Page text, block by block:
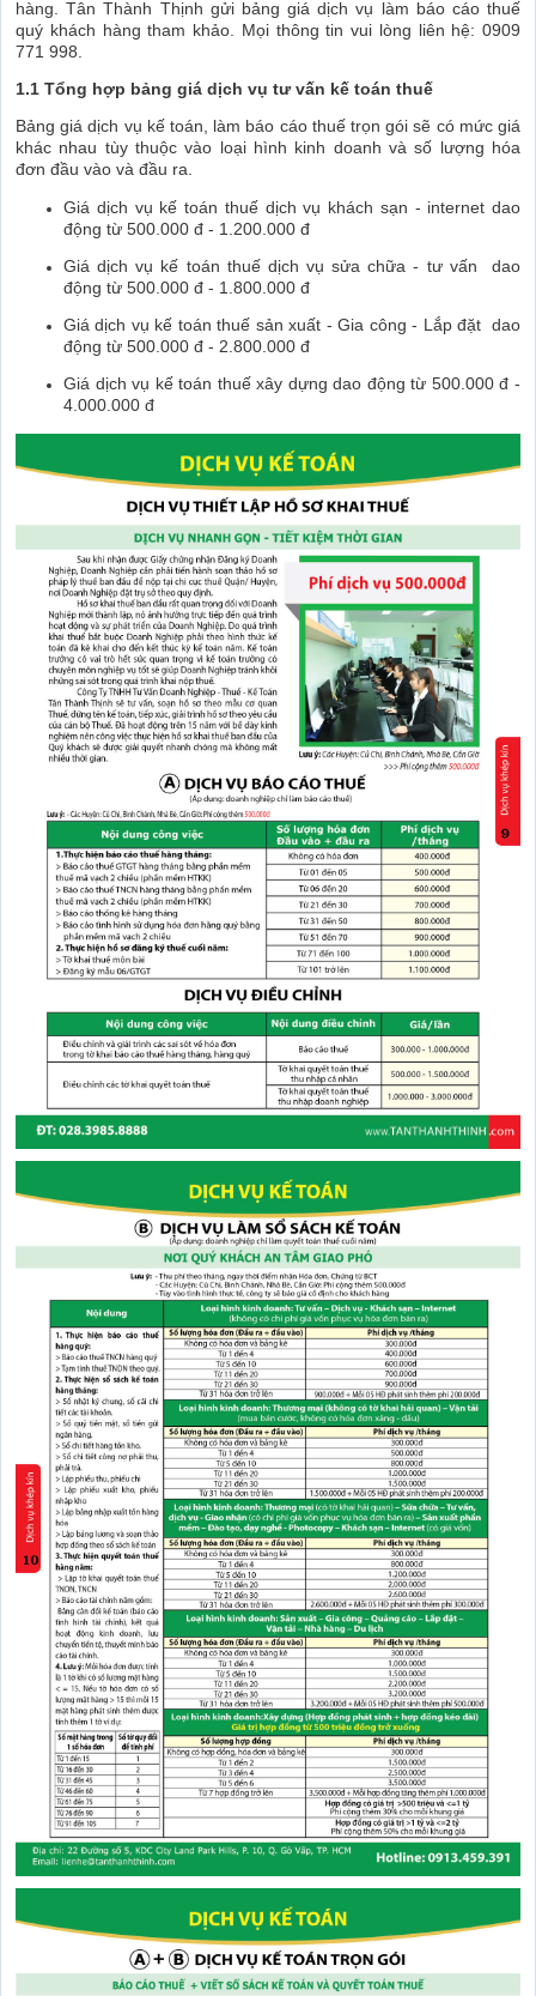
hàng. Tân Thành Thịnh gửi bảng giá dịch vụ làm báo cáo thuế
quý khách hàng tham khảo. Mọi thông tin vui lòng liên hệ: 0909
771 998.
1.1 Tổng hợp bảng giá dịch vụ tư vấn kế toán thuế
Bảng giá dịch vụ kế toán, làm báo cáo thuế trọn gói sẽ có mức giá
khác nhau tùy thuộc vào loại hình kinh doanh và số lượng hóa
đơn đầu vào và đầu ra.
Giá dịch vụ kế toán thuế dịch vụ khách sạn - internet dao
động từ 500.000 đ - 1.200.000 đ
Giá dịch vụ kế toán thuế dịch vụ sửa chữa - tư vấn dao
động từ 500.000 đ - 1.800.000 đ
Giá dịch vụ kế toán thuế sản xuất - Gia công - Lắp đặt dao
động từ 500.000 đ - 2.800.000 đ
Giá dịch vụ kế toán thuế xây dựng dao động từ 500.000 đ -
4.000.000 đ